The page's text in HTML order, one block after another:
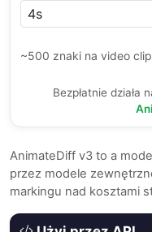
~500 znaki na video clip
Bezpłatnie działa
AnimateDiff v3 to a
przez modele
markingu nad kosztami